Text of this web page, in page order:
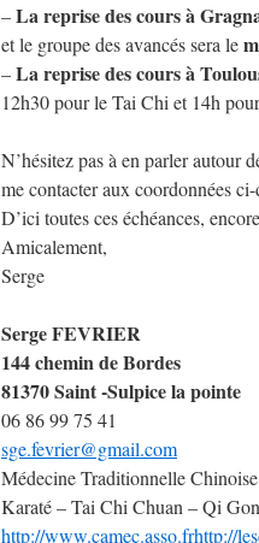
–La reprise des cours à
et le groupe des avancés sera le
–La reprise des coursà
12h30 pour le Tai Chi et 14h
N’hésitez pas à en parler autour
me contacter aux coordonnées ci-
D’ici toutes ces échéances,
Amicalement,
Serge
Serge FEVRIER
144 chemin de Bordes
81370 Saint -Sulpice la pointe
06 86 99 75 41
sge.fevrier@gmail.com
Médecine Traditionnelle
Karaté – Tai Chi Chuan – Qi
http://www.camec.asso.frhttp://